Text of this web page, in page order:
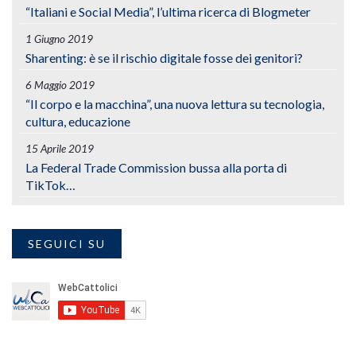
“Italiani e Social Media”, l’ultima ricerca di Blogmeter
1 Giugno 2019
Sharenting: è se il rischio digitale fosse dei genitori?
6 Maggio 2019
“Il corpo e la macchina”, una nuova lettura su tecnologia,
cultura, educazione
15 Aprile 2019
La Federal Trade Commission bussa alla porta di
TikTok…
SEGUICI SU